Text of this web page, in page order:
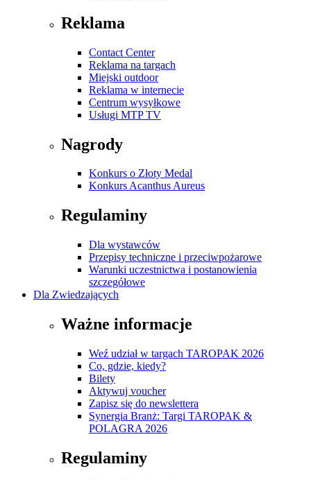
Reklama
Contact Center
Reklama na targach
Miejski outdoor
Reklama w internecie
Centrum wysyłkowe
Usługi MTP TV
Nagrody
Konkurs o Złoty Medal
Konkurs Acanthus Aureus
Regulaminy
Dla wystawców
Przepisy techniczne i przeciwpożarowe
Warunki uczestnictwa i postanowienia
szczegółowe
Dla Zwiedzających
Ważne informacje
Weź udział w targach TAROPAK 2026
Co, gdzie, kiedy?
Bilety
Aktywuj voucher
Zapisz się do newslettera
Synergia Branż: Targi TAROPAK &
POLAGRA 2026
Regulaminy